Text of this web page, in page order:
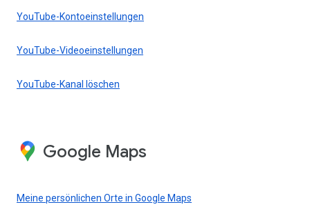
YouTube-Kontoeinstellungen
YouTube-Videoeinstellungen
YouTube-Kanal löschen
Google Maps
Meine persönlichen Orte in Google Maps